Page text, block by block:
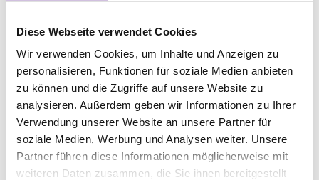
Diese Webseite verwendet Cookies
Wir verwenden Cookies, um Inhalte und Anzeigen zu
personalisieren, Funktionen für soziale Medien anbieten
zu können und die Zugriffe auf unsere Website zu
analysieren. Außerdem geben wir Informationen zu Ihrer
Verwendung unserer Website an unsere Partner für
soziale Medien, Werbung und Analysen weiter. Unsere
Partner führen diese Informationen möglicherweise mit
weiteren Daten zusammen, die Sie ihnen bereitgestellt
Mo Di Mi Do Fr Sa So
10 11 12 13 14 15 16
Welche Zeit passt Ihnen am11. August 2026am
besten?
Uhrzeiten werden in der Zeitzone Europe/Berlin angezeigt